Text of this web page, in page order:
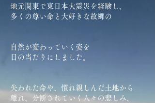
地元関東で東日本大震災を経験し、
多くの尊い命と大好きな故郷の
自然が変わっていく姿を
目の当たりにしました。
失われた命や、慣れ親しんだ土地から
離れ、分断されていく人々の悲しみ、